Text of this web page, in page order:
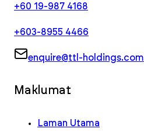
+60 19-987 4168
+603-8955 4466
enquire@ttl-holdings.com
Maklumat
Laman Utama